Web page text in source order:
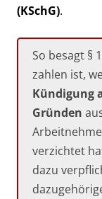
(KSchG).
So besagt §
zahlen ist,
Kündigung
Gründen
verzichtet
dazu